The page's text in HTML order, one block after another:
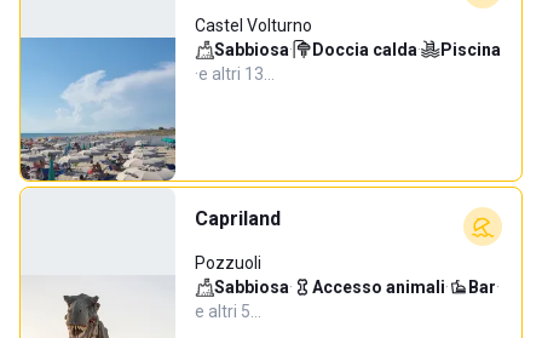
Castel Volturno
Sabbiosa· Doccia calda·
Piscina
·e altri 13…
Capriland
Pozzuoli
Sabbiosa· Accesso animali· Bar·
e altri 5…